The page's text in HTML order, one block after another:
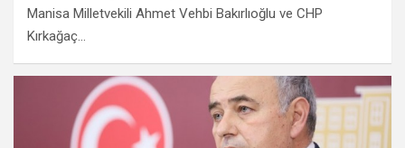
Manisa Milletvekili Ahmet Vehbi Bakırlıoğlu ve CHP
Kırkağaç…